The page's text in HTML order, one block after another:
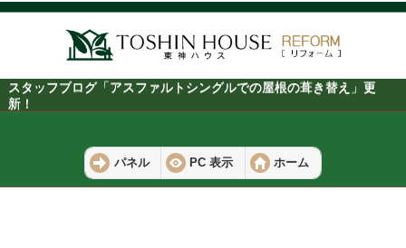
スタッフブログ「アスファルトシングルでの屋根の葺き替え」更
新！
パネル PC 表示 ホーム